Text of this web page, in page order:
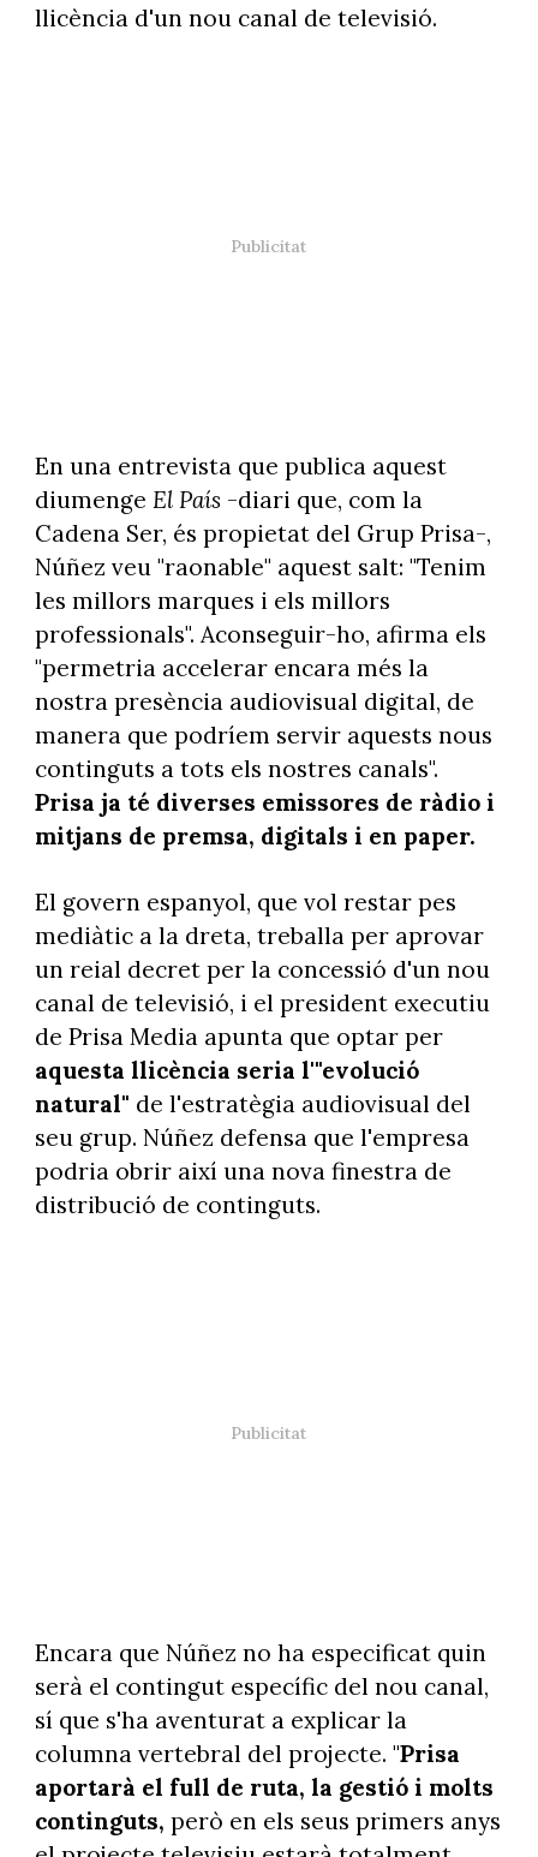
llicència d'un nou canal de televisió.
En una entrevista que publica aquest
diumenge El País-diari que, com la
Cadena Ser, és propietat del Grup Prisa-,
Núñez veu "raonable" aquest salt: "Tenim
les millors marques i els millors
professionals". Aconseguir-ho, afirma els
"permetria accelerar encara més la
nostra presència audiovisual digital, de
manera que podríem servir aquests nous
continguts a tots els nostres canals".
Prisa ja té diverses emissores de ràdio i
mitjans de premsa, digitals i en paper.
El govern espanyol, que vol restar pes
mediàtic a la dreta, treballa per aprovar
un reial decret per la concessió d'un nou
canal de televisió, i el president executiu
de Prisa Media apunta que optar per
aquesta llicència seria l'"evolució
natural" de l'estratègia audiovisual del
seu grup. Núñez defensa que l'empresa
podria obrir així una nova finestra de
distribució de continguts.
Encara que Núñez no ha especificat quin
serà el contingut específic del nou canal,
sí que s'ha aventurat a explicar la
columna vertebral del projecte. "Prisa
aportarà el full de ruta, la gestió i molts
continguts, però en els seus primers anys